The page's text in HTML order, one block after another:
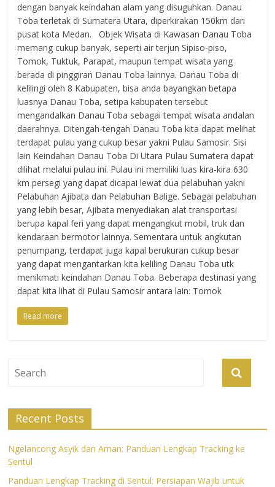
dengan banyak keindahan alam yang disuguhkan. Danau
Toba terletak di Sumatera Utara, diperkirakan 150km dari
pusat kota Medan. Objek Wisata di Kawasan Danau Toba
memang cukup banyak, seperti air terjun Sipiso-piso,
Tomok, Tuktuk, Parapat, maupun tempat wisata yang
berada di pinggiran Danau Toba lainnya. Danau Toba di
kelilingi oleh 8 Kabupaten, bisa anda bayangkan betapa
luasnya Danau Toba, setipa kabupaten tersebut
mengandalkan Danau Toba sebagai tempat wisata andalan
daerahnya. Ditengah-tengah Danau Toba kita dapat melihat
terdapat pulau yang cukup besar yakni Pulau Samosir. Sisi
lain Keindahan Danau Toba Di Utara Pulau Sumatera dapat
dilihat melalui pulau ini. Pulau ini memiliki luas kira-kira 630
km persegi yang dapat dicapai lewat dua pelabuhan yakni
Pelabuhan Ajibata dan Pelabuhan Balige. Sebagai pelabuhan
yang lebih besar, Ajibata menyediakan alat transportasi
berupa kapal feri yang dapat mengangkut mobil, truk dan
kendaraan bermotor lainnya. Sementara untuk angkutan
penumpang, terdapat juga kapal berukuran cukup besar
yang dapat mengantarkan kita keliling Danau Toba utk
menikmati keindahan Danau Toba. Beberapa destinasi yang
dapat kita lihat di Pulau Samosir antara lain: Tomok
Read more
Recent Posts
Ngelancong Asyik dan Aman: Panduan Lengkap Tracking ke
Sentul
Panduan Lengkap Tracking di Sentul: Persiapan Wajib untuk